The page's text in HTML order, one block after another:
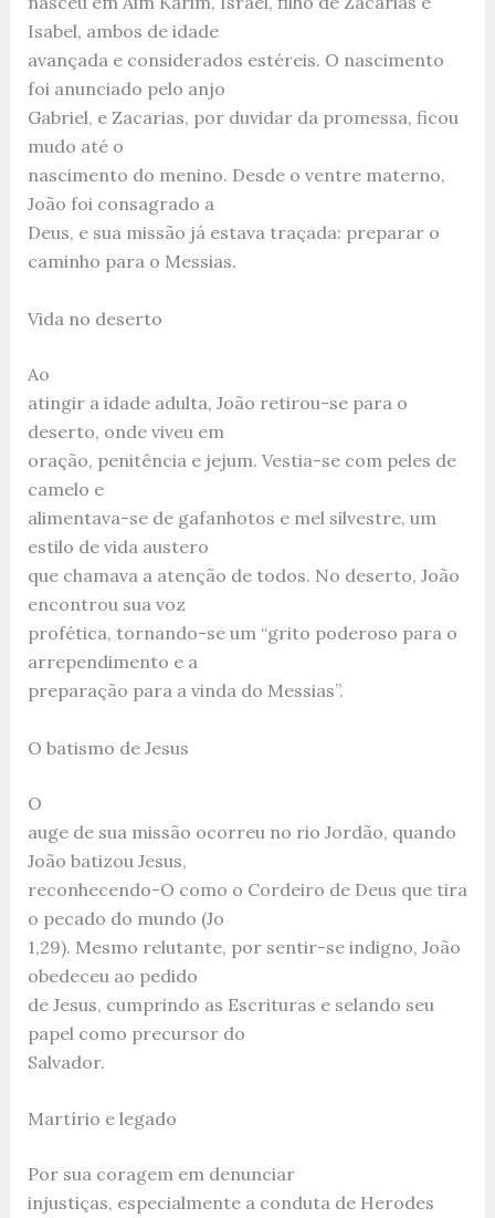
Isabel, ambos de idade
avançada e considerados estéreis. O nascimento
foi anunciado pelo anjo
Gabriel, e Zacarias, por duvidar da promessa, ficou
mudo até o
nascimento do menino. Desde o ventre materno,
João foi consagrado a
Deus, e sua missão já estava traçada: preparar o
caminho para o Messias.
Vida no deserto
Ao
atingir a idade adulta, João retirou-se para o
deserto, onde viveu em
oração, penitência e jejum. Vestia-se com peles de
camelo e
alimentava-se de gafanhotos e mel silvestre, um
estilo de vida austero
que chamava a atenção de todos. No deserto, João
encontrou sua voz
profética, tornando-se um “grito poderoso para o
arrependimento e a
preparação para a vinda do Messias”.
O batismo de Jesus
O
auge de sua missão ocorreu no rio Jordão, quando
João batizou Jesus,
reconhecendo-O como o Cordeiro de Deus que tira
o pecado do mundo (Jo
1,29). Mesmo relutante, por sentir-se indigno, João
obedeceu ao pedido
de Jesus, cumprindo as Escrituras e selando seu
papel como precursor do
Salvador.
Martírio e legado
Por sua coragem em denunciar
injustiças, especialmente a conduta de Herodes